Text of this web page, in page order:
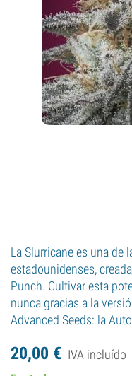
La Slurricane es una de
estadounidenses,
Punch. Cultivar esta
nunca gracias a la
Advanced Seeds: la
20,00 € IVA incluído